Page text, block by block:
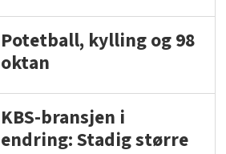
Potetball, kylling og 98
oktan
KBS-bransjen i
endring: Stadig større